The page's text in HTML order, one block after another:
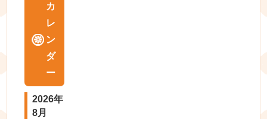
カ
レ
ン
ダ
ー
2026年
8月